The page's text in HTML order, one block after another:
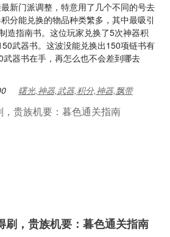
新门派调整，特意用了几个不同的号去
分能兑换的物品种类繁多，其中最吸引
造指南书。这位玩家兑换了5次神器积
武器书。这波没能兑换出150项链书有
器书在手，再怎么也不会差到哪去
曙光,神器,武器,积分,神器,飘带
刷，贵族机要：暮色通关指南